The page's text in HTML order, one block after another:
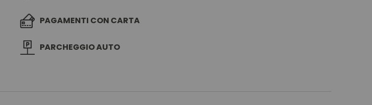
PAGAMENTI CON CARTA
PARCHEGGIO AUTO